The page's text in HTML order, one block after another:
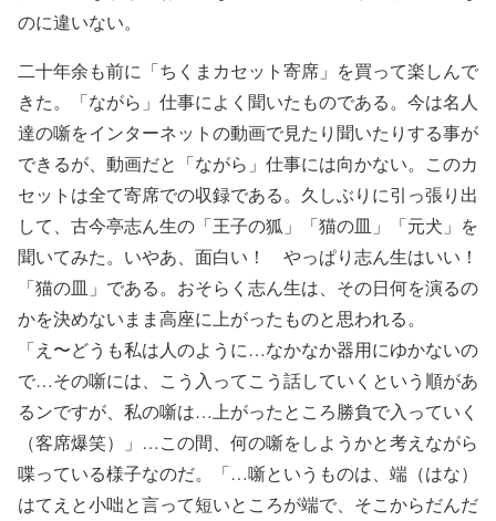
のに違いない。
二十年余も前に「ちくまカセット寄席」を買って楽しんで
きた。「ながら」仕事によく聞いたものである。今は名人
達の噺をインターネットの動画で見たり聞いたりする事が
できるが、動画だと「ながら」仕事には向かない。このカ
セットは全て寄席での収録である。久しぶりに引っ張り出
して、古今亭志ん生の「王子の狐」「猫の皿」「元犬」を
聞いてみた。いやあ、面白い！ やっぱり志ん生はいい！
「猫の皿」である。おそらく志ん生は、その日何を演るの
かを決めないまま高座に上がったものと思われる。
「え〜どうも私は人のように…なかなか器用にゆかないの
で…その噺には、こう入ってこう話していくという順があ
るンですが、私の噺は…上がったところ勝負で入っていく
（客席爆笑）」…この間、何の噺をしようかと考えながら
喋っている様子なのだ。「…噺というものは、端（はな）
はてえと小咄と言って短いところが端で、そこからだんだ